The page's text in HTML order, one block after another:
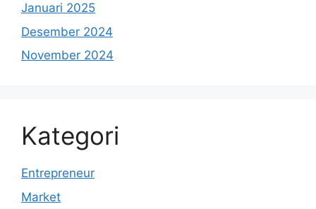
Januari 2025
Desember 2024
November 2024
Kategori
Entrepreneur
Market